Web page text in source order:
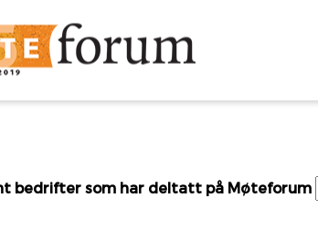
bedrifter som har deltatt på Møteforum